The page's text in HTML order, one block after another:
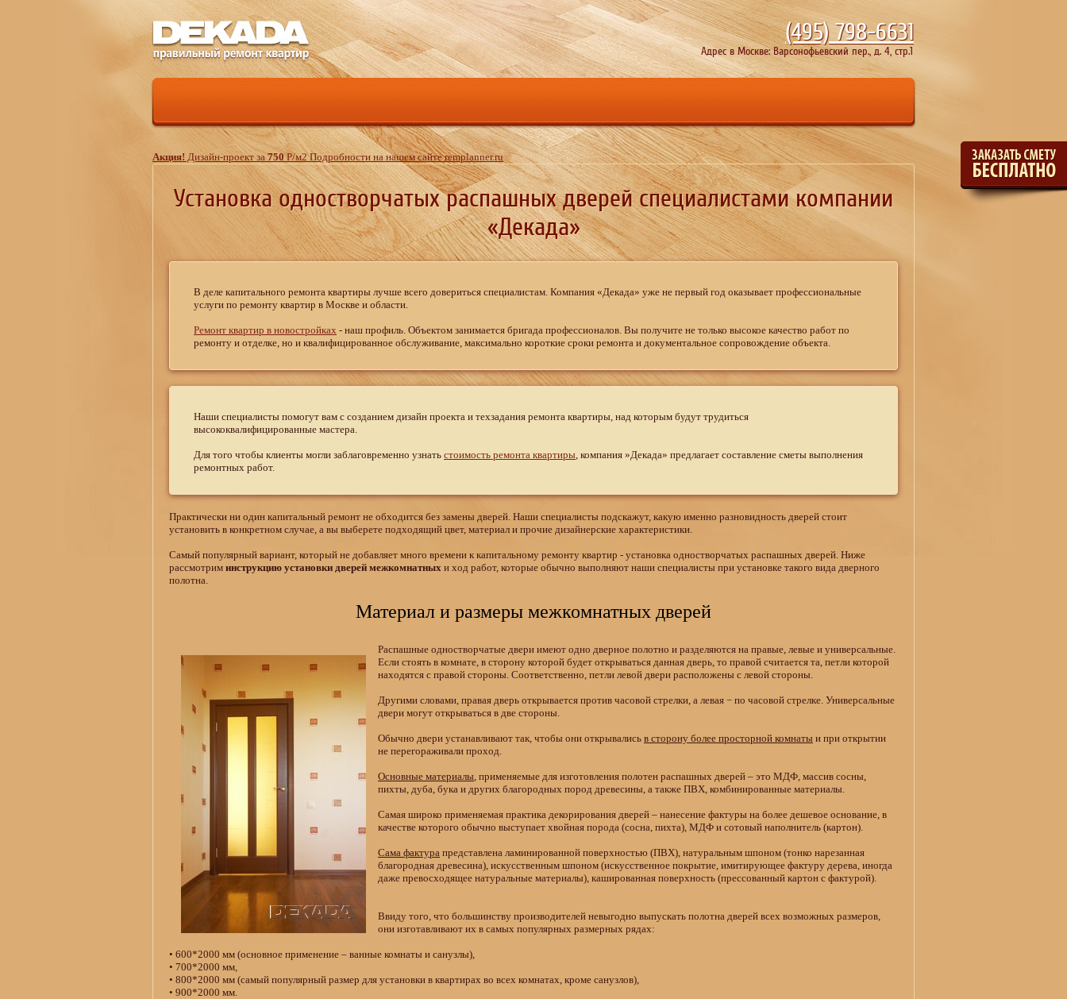
(495)798-6631
Акция! Дизайн-проект за750 Р/м2 Подробности на нашем сайте remplanner.ru
Адрес в Москве: Варсонофьевский пер., д. 4, стр.1
Установка одностворчатых распашных дверей специалистами компании
«Декада»
В деле капитального ремонта квартиры лучше всего довериться специалистам. Компания «Декада» уже не первый год оказывает профессиональные
услуги по ремонту квартир в Москве и области.
Ремонт квартир в новостройках - наш профиль. Объектом занимается бригада профессионалов. Вы получите не только высокое качество работ по
ремонту и отделке, но и квалифицированное обслуживание, максимально короткие сроки ремонта и документальное сопровождение объекта.
Наши специалисты помогут вам с созданием дизайн проекта и техзадания ремонта квартиры, над которым будут трудиться
высококвалифицированные мастера.
Для того чтобы клиенты могли заблаговременно узнать стоимость ремонта квартиры, компания »Декада» предлагает составление сметы выполнения
ремонтных работ.
Практически ни один капитальный ремонт не обходится без замены дверей. Наши специалисты подскажут, какую именно разновидность дверей стоит
установить в конкретном случае, а вы выберете подходящий цвет, материал и прочие дизайнерские характеристики.
Самый популярный вариант, который не добавляет много времени к капитальному ремонту квартир - установка одностворчатых распашных дверей. Ниже
рассмотрим инструкцию установки дверей межкомнатных и ход работ, которые обычно выполняют наши специалисты при установке такого вида дверного
полотна.
Материал и размеры межкомнатных дверей
Распашные одностворчатые двери имеют одно дверное полотно и разделяются на правые, левые и универсальные.
Если стоять в комнате, в сторону которой будет открываться данная дверь, то правой считается та, петли которой
находятся с правой стороны. Соответственно, петли левой двери расположены с левой стороны.
Другими словами, правая дверь открывается против часовой стрелки, а левая − по часовой стрелке. Универсальные
двери могут открываться в две стороны.
Обычно двери устанавливают так, чтобы они открывались в сторону более просторной комнаты и при открытии
не перегораживали проход.
Основные материалы, применяемые для изготовления полотен распашных дверей – это МДФ, массив сосны,
пихты, дуба, бука и других благородных пород древесины, а также ПВХ, комбинированные материалы.
Самая широко применяемая практика декорирования дверей – нанесение фактуры на более дешевое основание, в
качестве которого обычно выступает хвойная порода (сосна, пихта), МДФ и сотовый наполнитель (картон).
Сама фактура представлена ламинированной поверхностью (ПВХ), натуральным шпоном (тонко нарезанная
благородная древесина), искусственным шпоном (искусственное покрытие, имитирующее фактуру дерева, иногда
даже превосходящее натуральные материалы), кашированная поверхность (прессованный картон с фактурой).
Ввиду того, что большинству производителей невыгодно выпускать полотна дверей всех возможных размеров,
они изготавливают их в самых популярных размерных рядах:
• 600*2000 мм (основное применение – ванные комнаты и санузлы),
• 700*2000 мм,
• 800*2000 мм (самый популярный размер для установки в квартирах во всех комнатах, кроме санузлов),
• 900*2000 мм.